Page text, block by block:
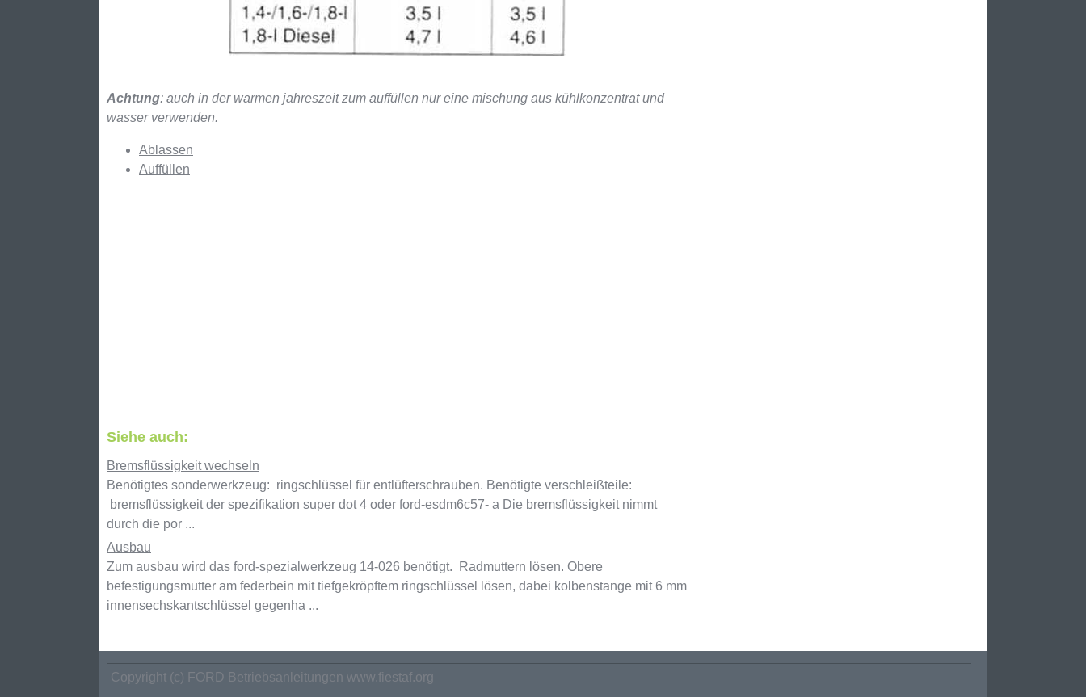
Achtung: auch in der warmen jahreszeit zum auffüllen nur eine mischung aus kühlkonzentrat und
wasser verwenden.
Ablassen
Auffüllen
Siehe auch:
Bremsflüssigkeit wechseln
Benötigtes sonderwerkzeug: ringschlüssel für entlüfterschrauben. Benötigte verschleißteile:
bremsflüssigkeit der spezifikation super dot 4 oder ford-esdm6c57- a Die bremsflüssigkeit nimmt
durch die por ...
Ausbau
Zum ausbau wird das ford-spezialwerkzeug 14-026 benötigt. Radmuttern lösen. Obere
befestigungsmutter am federbein mit tiefgekröpftem ringschlüssel lösen, dabei kolbenstange mit 6 mm
innensechskantschlüssel gegenha ...
Copyright (c) FORD Betriebsanleitungen www.fiestaf.org